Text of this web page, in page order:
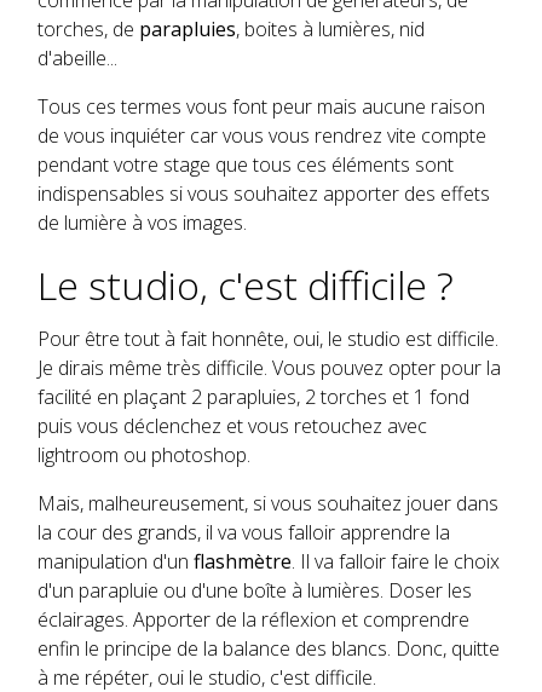
torches, de parapluies, boites à lumières, nid
d'abeille...
Tous ces termes vous font peur mais aucune raison
de vous inquiéter car vous vous rendrez vite compte
pendant votre stage que tous ces éléments sont
indispensables si vous souhaitez apporter des effets
de lumière à vos images.
Le studio, c'est difficile ?
Pour être tout à fait honnête, oui, le studio est difficile.
Je dirais même très difficile. Vous pouvez opter pour la
facilité en plaçant 2 parapluies, 2 torches et 1 fond
puis vous déclenchez et vous retouchez avec
lightroom ou photoshop.
Mais, malheureusement, si vous souhaitez jouer dans
la cour des grands, il va vous falloir apprendre la
manipulation d'un flashmètre. Il va falloir faire le choix
d'un parapluie ou d'une boîte à lumières. Doser les
éclairages. Apporter de la réflexion et comprendre
enfin le principe de la balance des blancs. Donc, quitte
à me répéter, oui le studio, c'est difficile.